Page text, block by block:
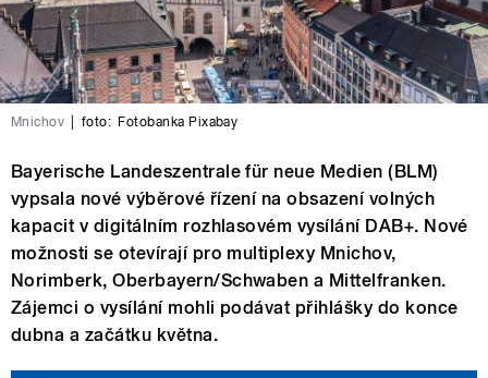
Mnichov foto: Fotobanka Pixabay
Bayerische Landeszentrale für neue Medien (BLM)
vypsala nové výběrové řízení na obsazení volných
kapacit v digitálním rozhlasovém vysílání DAB+. Nové
možnosti se otevírají pro multiplexy Mnichov,
Norimberk, Oberbayern/Schwaben a Mittelfranken.
Zájemci o vysílání mohli podávat přihlášky do konce
dubna a začátku května.